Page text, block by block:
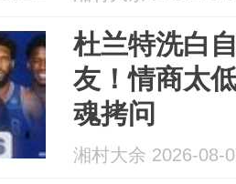
杜兰特洗白
友！情商太
魂拷问
湘村大余 2026-08-